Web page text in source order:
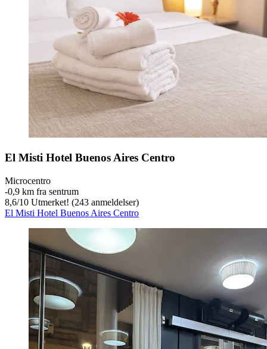
El Misti Hotel Buenos Aires Centro
Microcentro
‐0,9 km fra sentrum
8,6/10 Utmerket! (243 anmeldelser)
El Misti Hotel Buenos Aires Centro